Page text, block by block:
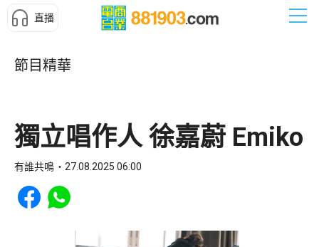
直播
節目精華
獨立唱作人 徐嘉蔚 Emiko
有誰共鳴 27.08.2025 06:00
Share to Facebook
Share to WhatsApp